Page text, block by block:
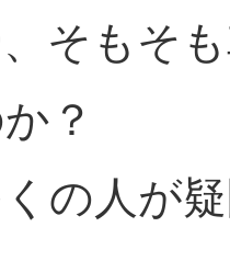
そもそ
？
の人が